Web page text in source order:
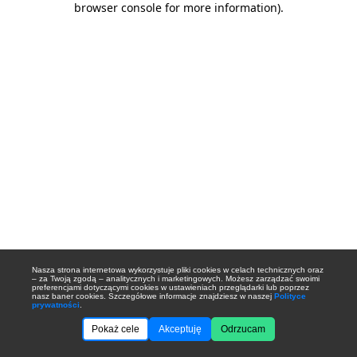
Nasza strona internetowa wykorzystuje pliki cookies w celach technicznych oraz
– za Twoją zgodą – analitycznych i marketingowych. Możesz zarządzać swoimi
preferencjami dotyczącymi cookies w ustawieniach przeglądarki lub poprzez
nasz baner cookies. Szczegółowe informacje znajdziesz w naszej Polityce
prywatności
Pokaż cele Akceptuję Odrzucam
browser console for more information).